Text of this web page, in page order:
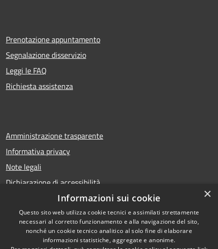
Prenotazione appuntamento
Segnalazione disservizio
Leggi le FAQ
Richiesta assistenza
Amministrazione trasparente
Informativa privacy
Note legali
Dichiarazione di accessibilità
RSS
Accessibilità
Copyright © 2026 • Comune di
Calcio • Powered by
×
Informazioni sui cookie
Questo sito web utilizza cookie tecnici e assimilati strettamente
necessari al corretto funzionamento e alla navigazione del sito,
nonché un cookie tecnico analitico al solo fine di elaborare
informazioni statistiche, aggregate e anonime.